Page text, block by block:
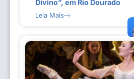
Divino”, em Rio Dourado
Leia Mais